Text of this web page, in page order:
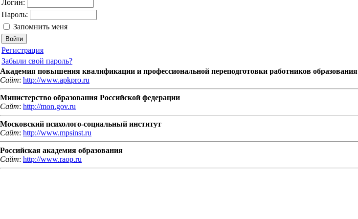
Логин:
Пароль:
Запомнить меня
Регистрация
Забыли свой пароль?
Академия повышения квалификации и профессиональной переподготовки работников образования
Сайт: http://www.apkpro.ru
Министерство образования Российской федерации
Сайт: http://mon.gov.ru
Московский психолого-социальный институт
Сайт: http://www.mpsinst.ru
Российская академия образования
Сайт: http://www.raop.ru